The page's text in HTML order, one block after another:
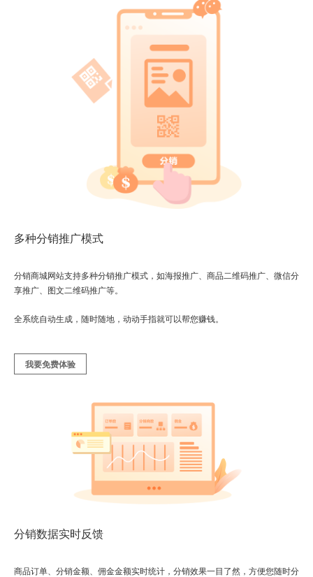
多种分销推广模式
分销商城网站支持多种分销推广模式，如海报推广、商品二维码推广、微信分
享推广、图文二维码推广等。
全系统自动生成，随时随地，动动手指就可以帮您赚钱。
我要免费体验
分销数据实时反馈
商品订单、分销金额、佣金金额实时统计，分销效果一目了然，方便您随时分